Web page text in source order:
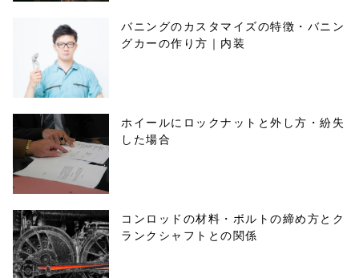
バニングのカスタマイズの特徴・バニン
グカーの作り方｜内装
ホイールにロックナットと外し方・紛失
した場合
コンロッドの材料・ボルトの締め方とク
ランクシャフトとの関係